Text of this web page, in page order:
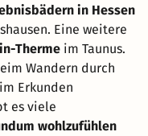
in Hessen
Eine weitere
Therme im Taunus.
Wandern durch
Erkunden
es viele
wohlzufühlen